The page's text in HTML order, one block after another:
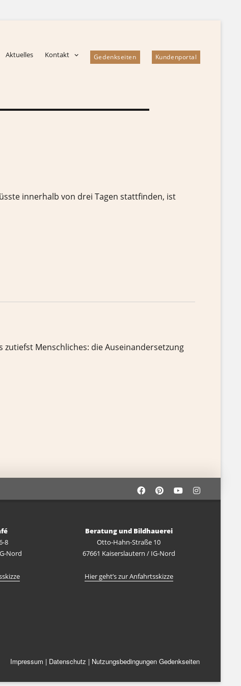
Aktuelles Kontakt Gedenkseiten Kundenportal
innerhalb von drei Tagen stattfinden, ist
Menschliches: die Auseinandersetzung
8
Nord
Beratung und Bildhauerei
Otto-Hahn-Straße 10
67661 Kaiserslautern / IG-Nord
Hier geht’s zur Anfahrtsskizze
Impressum | Datenschutz | Nutzungsbedingungen Gedenkseiten